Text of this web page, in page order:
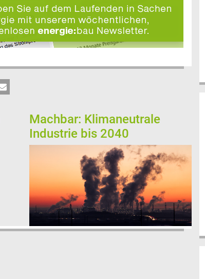
Machbar: Klimaneutrale
Industrie bis 2040